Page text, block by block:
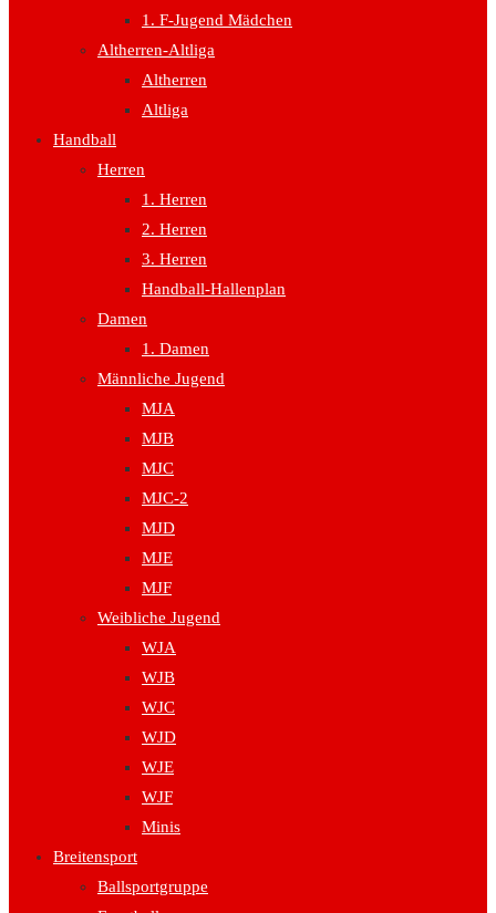
1. F-Jugend Mädchen
Altherren-Altliga
Altherren
Altliga
Handball
Herren
1. Herren
2. Herren
3. Herren
Handball-Hallenplan
Damen
1. Damen
Männliche Jugend
MJA
MJB
MJC
MJC-2
MJD
MJE
MJF
Weibliche Jugend
WJA
WJB
WJC
WJD
WJE
WJF
Minis
Breitensport
Ballsportgruppe